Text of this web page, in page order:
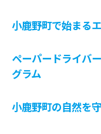
小鹿野町で始まる
ペーパードライバ
グラム
小鹿野町の自然を